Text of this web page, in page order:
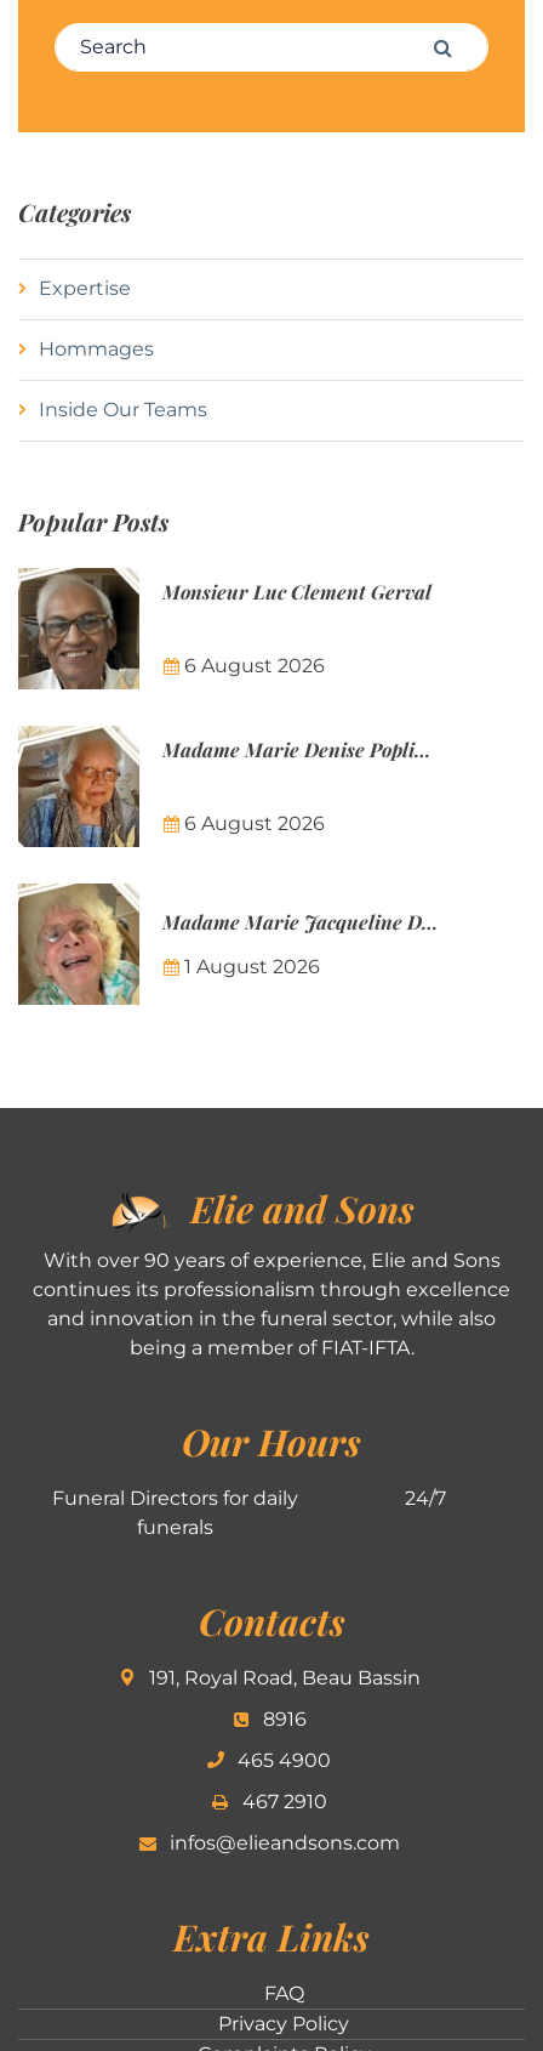
Search for: Search
Categories
Expertise
Hommages
Inside Our Teams
Popular Posts
Monsieur Luc Clement Gerval
6 August 2026
Madame Marie Denise Poplineau
6 August 2026
Madame Marie Jacqueline Désirée Nicolin-Thatcher
1 August 2026
Elie and Sons
With over 90 years of experience, Elie and Sons
continues its professionalism through excellence
and innovation in the funeral sector, while also
being a member of FIAT-IFTA.
Our Hours
Funeral Directors for daily
funerals
24/7
Contacts
191, Royal Road, Beau Bassin
8916
465 4900
467 2910
infos@elieandsons.com
Extra Links
FAQ
Privacy Policy